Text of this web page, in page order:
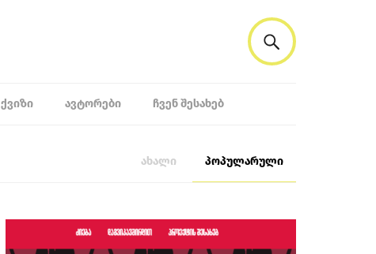
ᲥᲕᲘᲖᲘ ᲐᲕᲢᲝᲠᲔᲑᲘ ᲩᲕᲔᲜ ᲨᲔᲡᲐᲮᲔᲑ
ახალი პოპულარული